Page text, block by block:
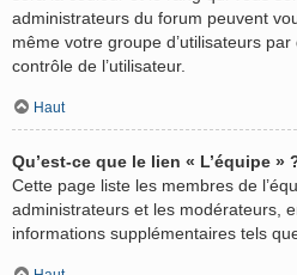
administrateurs du forum peuvent
même votre groupe d’utilisateurs
contrôle de l’utilisateur.
Haut
Qu’est-ce que le lien « L’équipe »
Cette page liste les membres de
administrateurs et les modérateurs,
informations supplémentaires tels